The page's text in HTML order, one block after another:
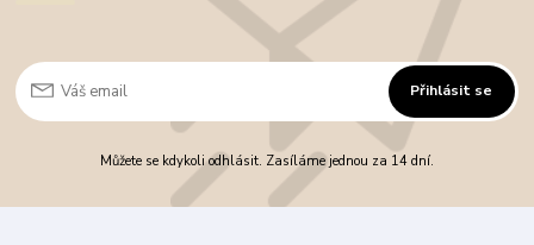
Přihlásit se
Můžete se kdykoli odhlásit. Zasíláme jednou za 14 dní.